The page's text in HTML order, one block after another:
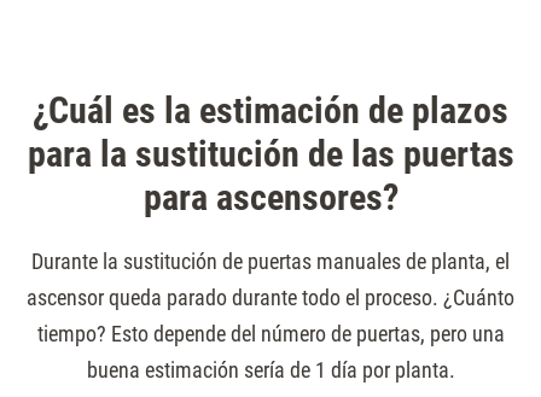
¿Cuál es la estimación de plazos
para la sustitución de las puertas
para ascensores?
Durante la sustitución de puertas manuales de planta, el
ascensor queda parado durante todo el proceso. ¿Cuánto
tiempo? Esto depende del número de puertas, pero una
buena estimación sería de 1 día por planta.